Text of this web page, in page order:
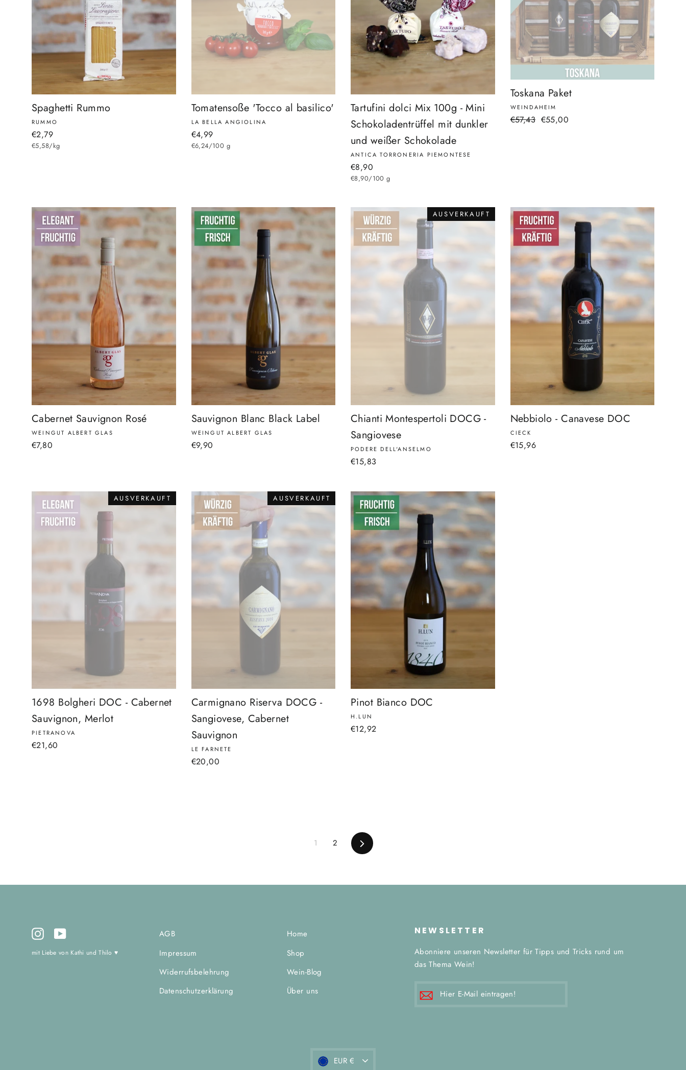
Spaghetti Rummo
RUMMO
€2,79
€5,58/kg
Tomatensoße 'Tocco al basilico'
LA BELLA ANGIOLINA
€4,99
€6,24/100 g
Tartufini dolci Mix 100g - Mini
Schokoladentrüffel mit dunkler
und weißer Schokolade
ANTICA TORRONERIA PIEMONTESE
€8,90
€8,90/100 g
Toskana Paket
WEINDAHEIM
Normaler
€57,43 Sonderpreis
€55,00
Cabernet Sauvignon Rosé
WEINGUT ALBERT GLAS
€7,80
Sauvignon Blanc Black Label
WEINGUT ALBERT GLAS
€9,90
AUSVERKAUFT
Chianti Montespertoli DOCG -
Sangiovese
PODERE DELL'ANSELMO
€15,83
Nebbiolo - Canavese DOC
CIECK
€15,96
AUSVERKAUFT
1698 Bolgheri DOC - Cabernet
Sauvignon, Merlot
PIETRANOVA
€21,60
AUSVERKAUFT
Carmignano Riserva DOCG -
Sangiovese, Cabernet
Sauvignon
LE FARNETE
€20,00
Pinot Bianco DOC
H.LUN
€12,92
1 2 Vorwärts
Instagram
mit Liebe von Kathi und Thilo ♥
AGB
Impressum
Widerrufsbelehrung
Datenschutzerklärung
Home
Shop
Wein-Blog
Über uns
NEWSLETTER
Abonniere unseren Newsletter für Tipps und Tricks rund um
das Thema Wein!
E-
MAIL
Währung
EUR €